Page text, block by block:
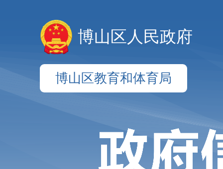
博山区人民政府
博山区教育和体育局